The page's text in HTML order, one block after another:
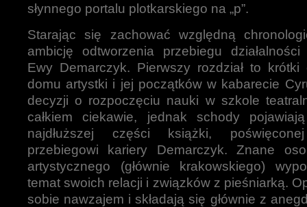
słynnego portalu plotkarskiego na „p”.
Starając się zachować względną
ambicję odtworzenia przebiegu
Ewy Demarczyk. Pierwszy rozdział to krótki
domu artystki i jej początków w kabarecie
decyzji o rozpoczęciu nauki w szkole
całkiem ciekawie, jednak schody
najdłuższej części książki,
przebiegowi kariery Demarczyk. Znane
artystycznego (głównie krakowskiego)
temat swoich relacji i związków z pieśniarką.
sobie nawzajem i składają się głównie z